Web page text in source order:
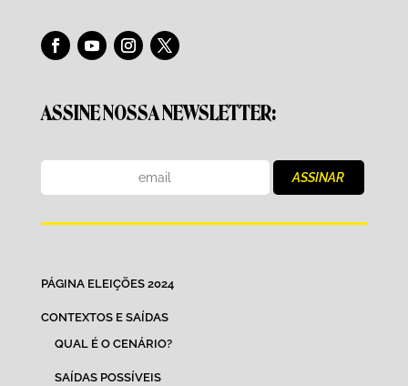
ASSINE NOSSA NEWSLETTER:
PÁGINA ELEIÇÕES 2024
CONTEXTOS E SAÍDAS
QUAL É O CENÁRIO?
SAÍDAS POSSÍVEIS